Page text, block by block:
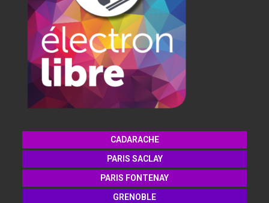
CADARACHE
PARIS SACLAY
PARIS FONTENAY
GRENOBLE